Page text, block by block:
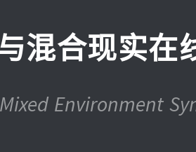
混合现实在
Environment